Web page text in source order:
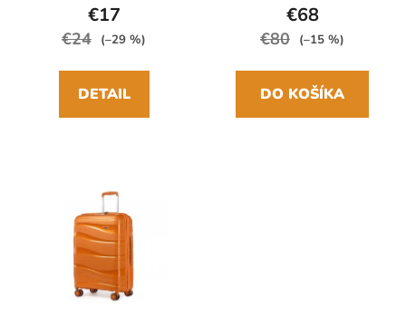
€17
€24 (–29 %)
DETAIL
€68
€80 (–15 %)
DO KOŠÍKA